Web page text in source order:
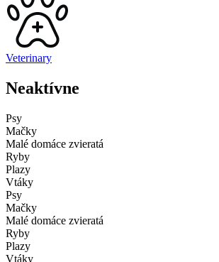
Veterinary
Neaktívne
Psy
Mačky
Malé domáce zvieratá
Ryby
Plazy
Vtáky
Psy
Mačky
Malé domáce zvieratá
Ryby
Plazy
Vtáky